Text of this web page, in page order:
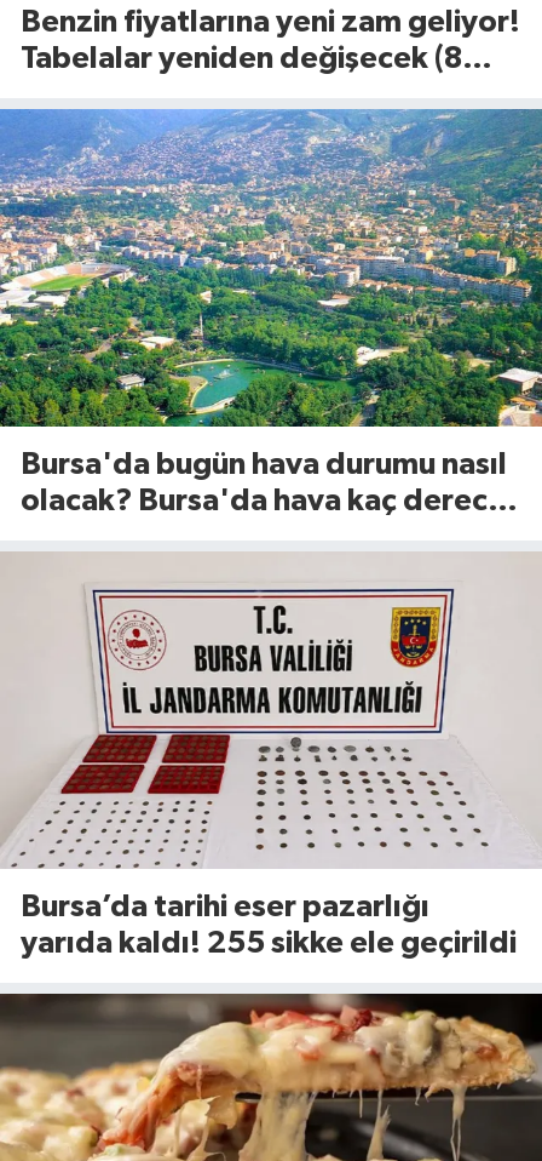
Benzin fiyatlarına yeni zam geliyor!
Tabelalar yeniden değişecek (8
Bursa'da bugün hava durumu nasıl
olacak? Bursa'da hava kaç derece?
Bursa’da tarihi eser pazarlığı
yarıda kaldı! 255 sikke ele geçirildi